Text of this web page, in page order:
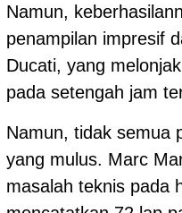
Namun,
penampilan impresif
Ducati, yang
pada setengah jam
Namun, tidak semua
yang mulus. Marc
masalah teknis pada